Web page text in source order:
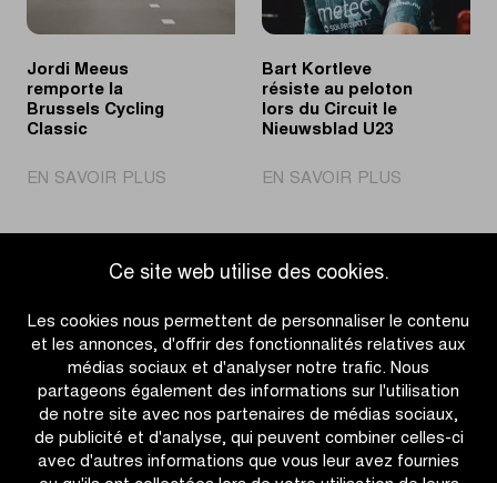
Ce site web utilise des cookies.
Les cookies nous permettent de personnaliser le contenu
et les annonces, d'offrir des fonctionnalités relatives aux
médias sociaux et d'analyser notre trafic. Nous
partageons également des informations sur l'utilisation
de notre site avec nos partenaires de médias sociaux,
de publicité et d'analyse, qui peuvent combiner celles-ci
avec d'autres informations que vous leur avez fournies
du
cyclisme
Jordi Meeus
remporte la
Brussels Cycling
Classic
EN SAVOIR PLUS
la
Cycling
Classic
Bart Kortleve
résiste au peloton
lors du Circuit le
Nieuwsblad U23
EN SAVOIR PLUS
lors
du
Circuit
le
Nieuwsblad
U23